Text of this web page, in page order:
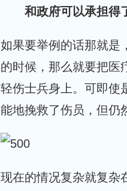
和政府可以承担得
如果要举例的话那​就是
的时候，那么就要把医
轻伤士兵身上。可即使
能地挽救了伤员，但仍
现在的情况复杂就复杂